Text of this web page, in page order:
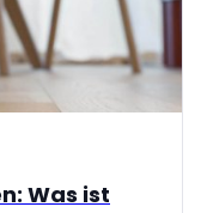
Was ist